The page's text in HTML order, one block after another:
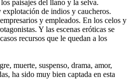
paisajes del llano y la selva.
de indios y caucheros.
y empleados. En los celos y
Y las escenas eróticas se
recursos que le quedan a los
muerte, suspenso, drama, amor,
ha sido muy bien captada en esta